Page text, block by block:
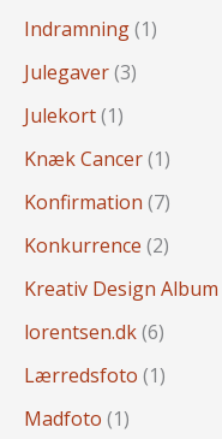
Indramning(1)
Julegaver(3)
Julekort(1)
Knæk Cancer(1)
Konfirmation (7)
Konkurrence (2)
Kreativ Design Album
lorentsen.dk(6)
Lærredsfoto (1)
Madfoto (1)